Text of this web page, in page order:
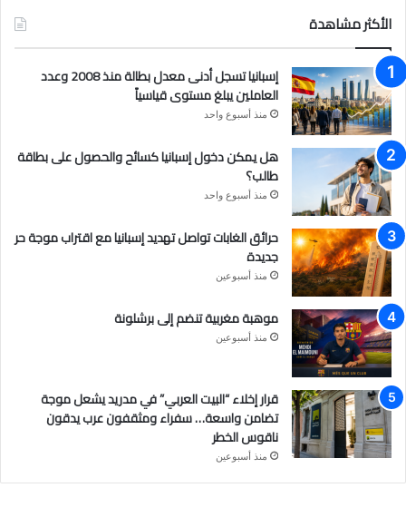
ب
و
ك
ي
و
ب
ت
ق
ر
م
الأكثر مشاهدة
إسبانيا تسجل أدنى معدل بطالة منذ 2008 وعدد
العاملين يبلغ مستوى قياسياً
منذ أسبوع واحد
هل يمكن دخول إسبانيا كسائح والحصول على بطاقة
طالب؟
منذ أسبوع واحد
حرائق الغابات تواصل تهديد إسبانيا مع اقتراب موجة حر
جديدة
منذ أسبوعين
موهبة مغربية تنضم إلى برشلونة
منذ أسبوعين
قرار إخلاء “البيت العربي” في مدريد يشعل موجة
تضامن واسعة… سفراء ومثقفون عرب يدقون
ناقوس الخطر
منذ أسبوعين